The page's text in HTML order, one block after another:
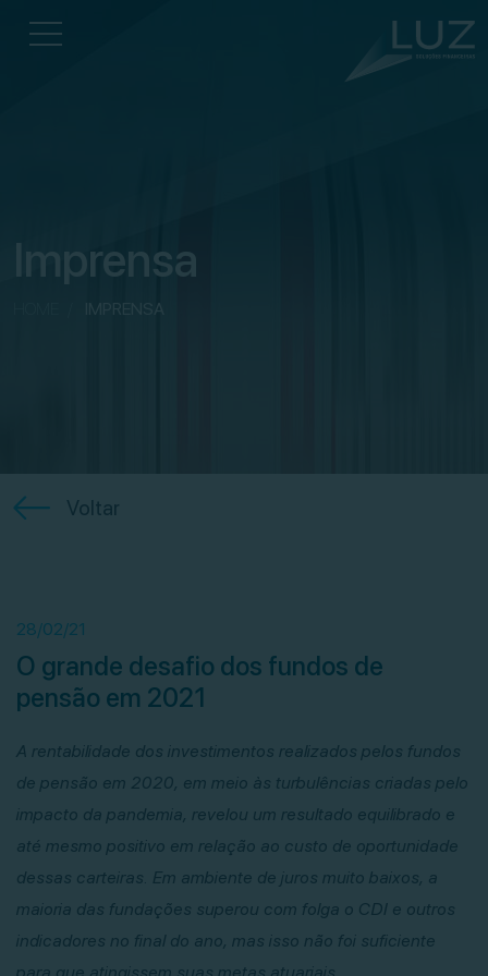
Imprensa
IMPRENSA
Voltar
28/02/21
O grande desafio dos fundos de
pensão em 2021
A rentabilidade dos investimentos realizados pelos fundos
de pensão em 2020, em meio às turbulências criadas pelo
impacto da pandemia, revelou um resultado equilibrado e
até mesmo positivo em relação ao custo de oportunidade
dessas carteiras. Em ambiente de juros muito baixos, a
maioria das fundações superou com folga o CDI e outros
indicadores no final do ano, mas isso não foi suficiente